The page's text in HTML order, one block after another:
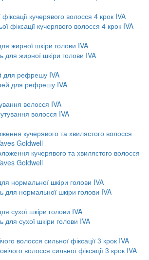
кучерявого волосся 4 крок IVA
жирної шкіри голови IVA
для рефрешу IVA
волосся IVA
кучерявого та хвилястого волосся
Goldwell
нормальної шкіри голови IVA
сухої шкіри голови IVA
волосся сильної фіксації 3 крок IVA